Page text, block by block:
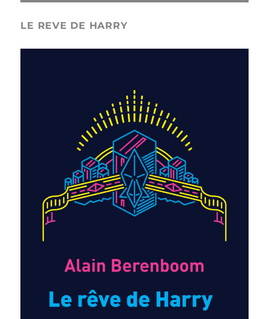
LE REVE DE HARRY